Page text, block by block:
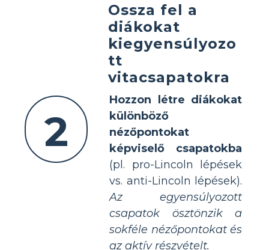
2
Ossza fel a
diákokat
kiegyensúlyozo
tt
vitacsapatokra
Hozzon létre diákokat
különböző
nézőpontokat
képviselő csapatokba
(pl. pro-Lincoln lépések
vs. anti-Lincoln lépések).
Az egyensúlyozott
csapatok ösztönzik a
sokféle nézőpontokat és
az aktív részvételt.